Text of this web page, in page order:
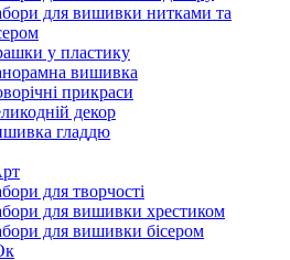
для вишивки нитками та
у пластику
вишивка
прикраси
декор
гладдю
для творчості
для вишивки хрестиком
для вишивки бісером